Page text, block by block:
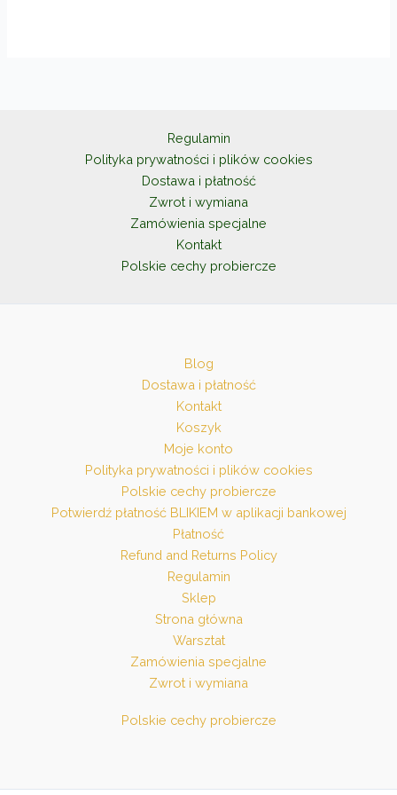
Regulamin
Polityka prywatności i plików cookies
Dostawa i płatność
Zwrot i wymiana
Zamówienia specjalne
Kontakt
Polskie cechy probiercze
Blog
Dostawa i płatność
Kontakt
Koszyk
Moje konto
Polityka prywatności i plików cookies
Polskie cechy probiercze
Potwierdź płatność BLIKIEM w aplikacji bankowej
Płatność
Refund and Returns Policy
Regulamin
Sklep
Strona główna
Warsztat
Zamówienia specjalne
Zwrot i wymiana
Polskie cechy probiercze